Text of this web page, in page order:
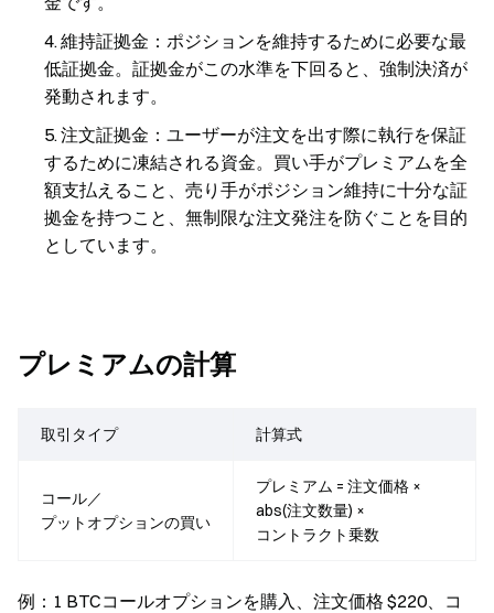
維持証拠金 ：ポジションを維持するために必要な最
低証拠金。証拠金がこの水準を下回ると、強制決済が
発動されます。
注文証拠金 ：ユーザーが注文を出す際に執行を保証
するために凍結される資金。買い手がプレミアムを全
額支払えること、売り手がポジション維持に十分な証
拠金を持つこと、無制限な注文発注を防ぐことを目的
としています。
プレミアムの計算
取引タイプ 計算式
コール／
プットオプションの買い
プレミアム = 注文価格 ×
abs(注文数量) ×
コントラクト乗数
例 ：1 BTCコールオプションを購入、注文価格 $220、コ